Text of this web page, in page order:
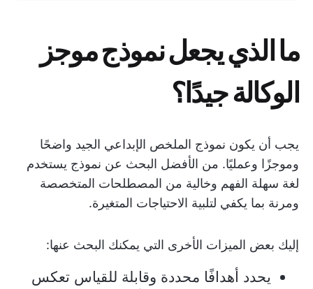
ما الذي يجعل نموذج موجز
الوكالة جيدًا؟
يجب أن يكون نموذج الملخص الإبداعي الجيد واضحًا
وموجزًا وعمليًا. من الأفضل البحث عن نموذج يستخدم
لغة سهلة الفهم وخالية من المصطلحات المتخصصة
ومرنة بما يكفي لتلبية الاحتياجات المتغيرة.
إليك بعض الميزات الأخرى التي يمكنك البحث عنها:
يحدد أهدافًا محددة وقابلة للقياس تعكس